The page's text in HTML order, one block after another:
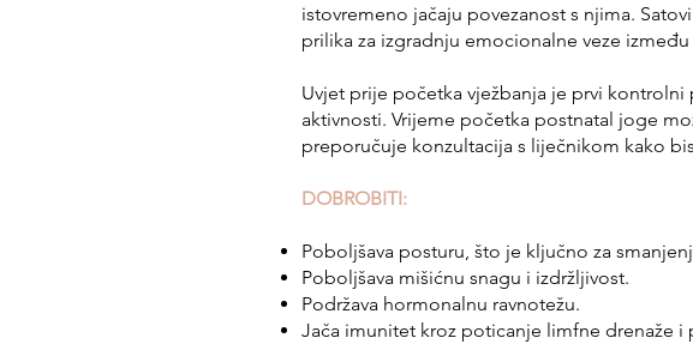
istovremeno jačaju povezanost s njima.
prilika za izgradnju emocionalne veze
Uvjet prije početka vježbanja je prvi
aktivnosti. Vrijeme početka postnatal joge
preporučuje konzultacija s liječnikom kako
DOBROBITI:
Poboljšava posturu, što je ključno za
Poboljšava mišićnu snagu i izdržljivost.
Podržava hormonalnu ravnotežu.
Jača imunitet kroz poticanje limfne drenaže i